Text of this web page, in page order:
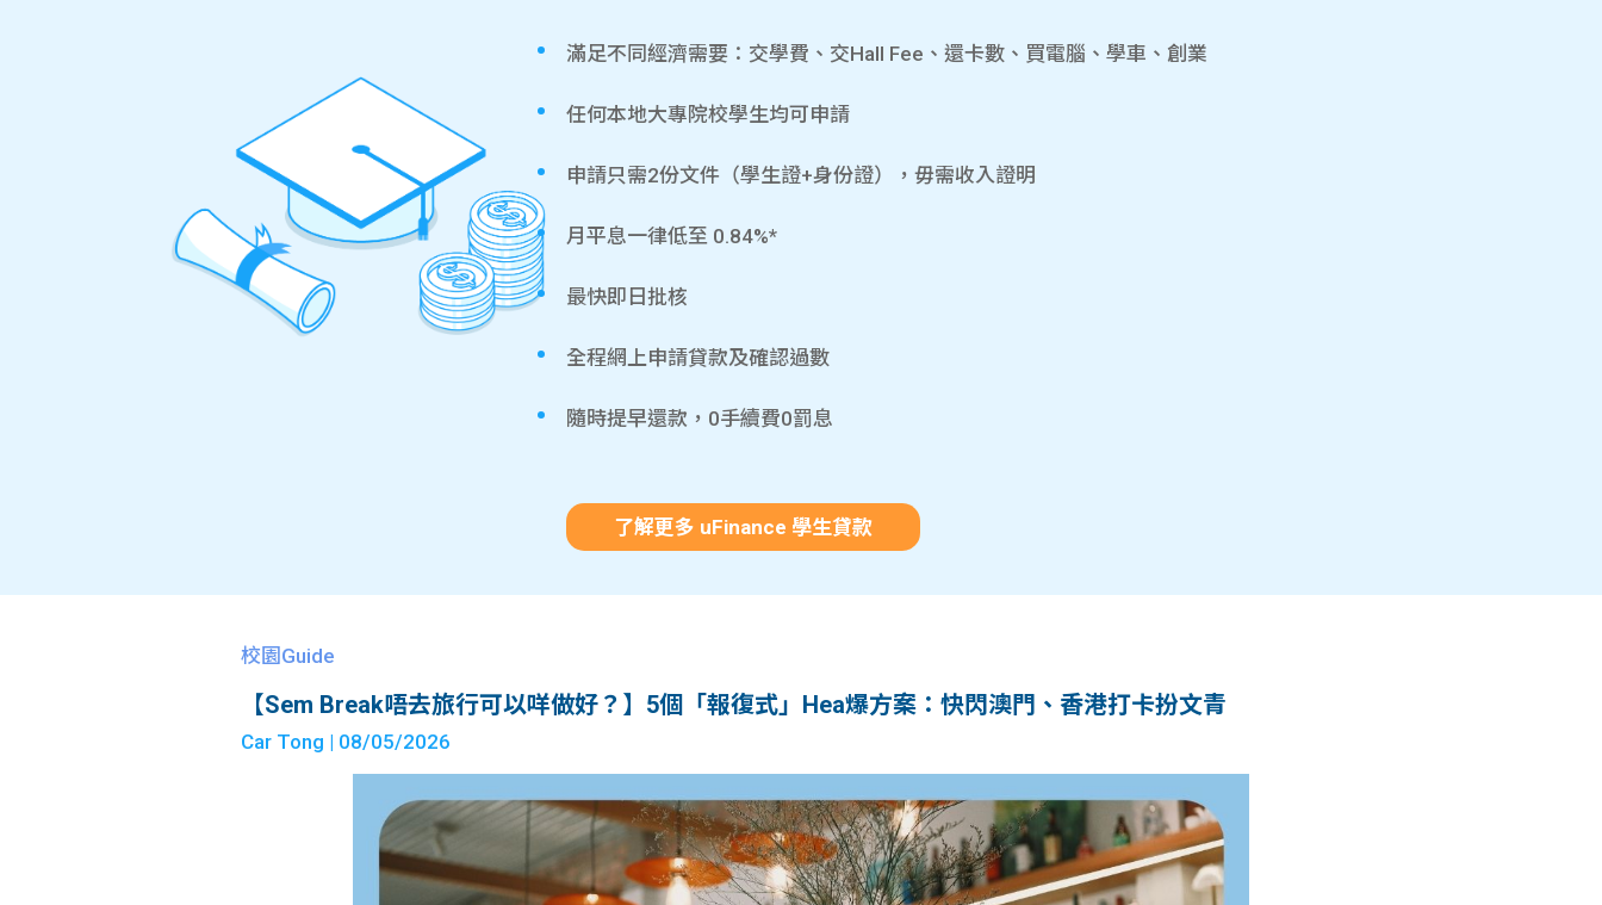
滿足不同經濟需要：交學費、交Hall Fee、還卡數、買電腦、學車、創業
任何本地大專院校學生均可申請
申請只需2份文件（學生證+身份證），毋需收入證明
月平息一律低至 0.84%*
最快即日批核
全程網上申請貸款及確認過數
隨時提早還款，0手續費0罰息
了解更多 uFinance 學生貸款
校園Guide
【Sem Break唔去旅行可以咩做好？】5個「報復式」Hea爆方案：快閃澳門、香港打卡扮文青
Car Tong | 08/05/2026